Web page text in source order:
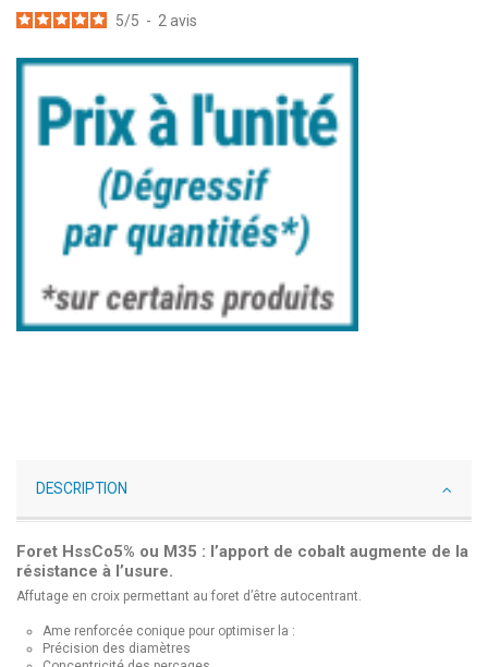
5/5 - 2 avis
DESCRIPTION
Foret HssCo5% ou M35 : l’apport de cobalt augmente de la
résistance à l’usure.
Affutage en croix permettant au foret d’être autocentrant.
Ame renforcée conique pour optimiser la :
Précision des diamètres